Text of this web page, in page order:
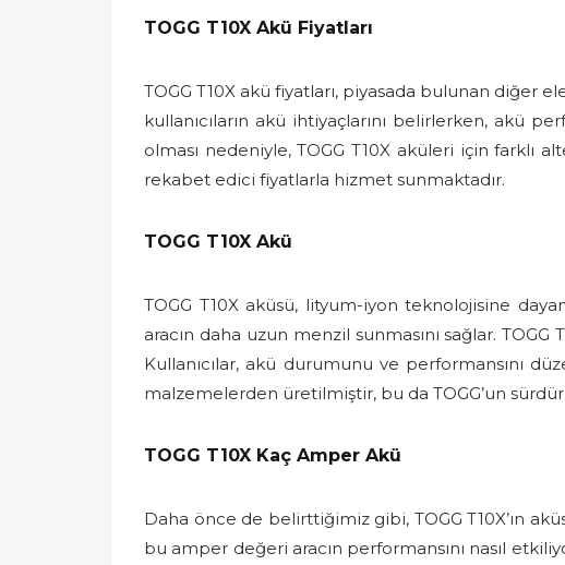
TOGG T10X Akü Fiyatları
TOGG T10X akü fiyatları, piyasada bulunan diğer
kullanıcıların akü ihtiyaçlarını belirlerken, akü
olması nedeniyle, TOGG T10X aküleri için
rekabet edici fiyatlarla hizmet sunmaktadır.
TOGG T10X Akü
TOGG T10X aküsü, lityum-iyon teknolojisine
aracın daha uzun menzil sunmasını sağlar. TOGG
Kullanıcılar, akü durumunu ve performansını
malzemelerden üretilmiştir, bu da TOGG’un
TOGG T10X Kaç Amper Akü
Daha önce de belirttiğimiz gibi, TOGG T10X’ın
bu amper değeri aracın performansını nasıl